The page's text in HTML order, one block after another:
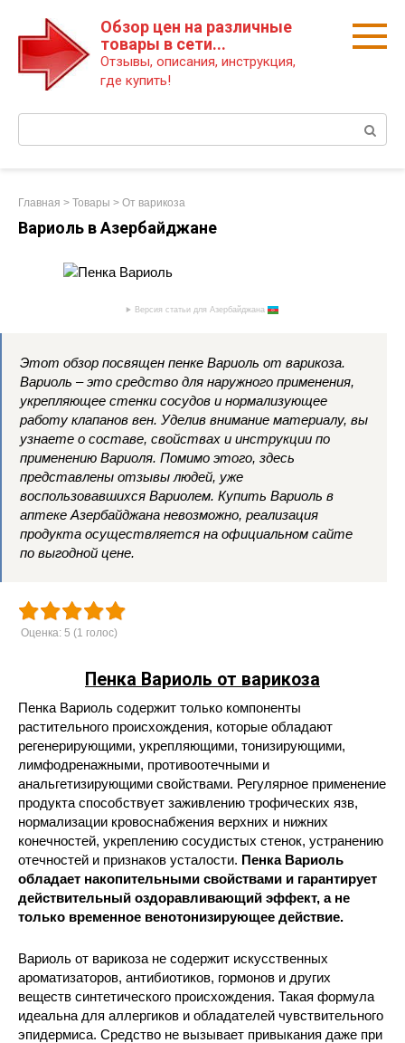
Обзор цен на различные
товары в сети...
Отзывы, описания, инструкция,
где купить!
Главная > Товары > От варикоза
Вариоль в Азербайджане
Версия статьи для Азербайджана
Этот обзор посвящен пенке Вариоль от варикоза.
Вариоль – это средство для наружного применения,
укрепляющее стенки сосудов и нормализующее
работу клапанов вен. Уделив внимание материалу, вы
узнаете о составе, свойствах и инструкции по
применению Вариоля. Помимо этого, здесь
представлены отзывы людей, уже
воспользовавшихся Вариолем. Купить Вариоль в
аптеке Азербайджана невозможно, реализация
продукта осуществляется на официальном сайте
по выгодной цене.
Оценка: 5 (1 голос)
Пенка Вариоль от варикоза
Пенка Вариоль содержит только компоненты
растительного происхождения, которые обладают
регенерирующими, укрепляющими, тонизирующими,
лимфодренажными, противоотечными и
анальгетизирующими свойствами. Регулярное применение
продукта способствует заживлению трофических язв,
нормализации кровоснабжения верхних и нижних
конечностей, укреплению сосудистых стенок, устранению
отечностей и признаков усталости. Пенка Вариоль
обладает накопительными свойствами и гарантирует
действительный оздоравливающий эффект, а не
только временное венотонизирующее действие.
Вариоль от варикоза не содержит искусственных
ароматизаторов, антибиотиков, гормонов и других
веществ синтетического происхождения. Такая формула
идеальна для аллергиков и обладателей чувствительного
эпидермиса. Средство не вызывает привыкания даже при